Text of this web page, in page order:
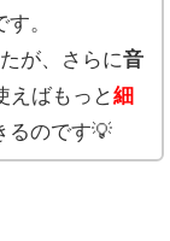
す。
が、さらに音
えばもっと細
るのです💡